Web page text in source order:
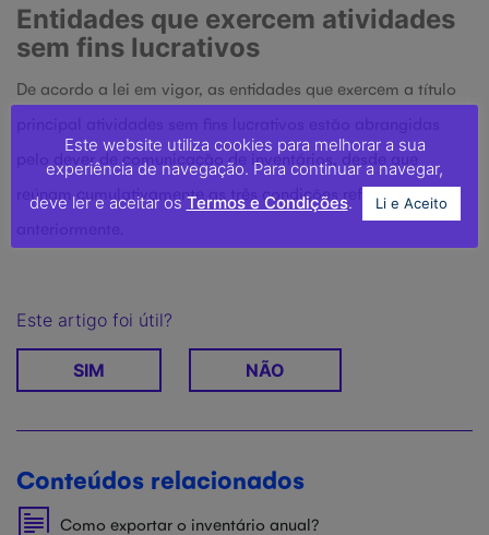
Entidades que exercem atividades
sem fins lucrativos
De acordo a lei em vigor, as entidades que exercem a título
pelo dever de comunicação de inventários, desde que
reúnam cumulativamente as três condições referidas
Este artigo foi útil?
SIM NÃO
Conteúdos relacionados
Como exportar o inventário anual?
Este website utiliza cookies para melhorar a sua
experiência de navegação. Para continuar a navegar,
deve ler e aceitar os Termos e Condições. Li e Aceito